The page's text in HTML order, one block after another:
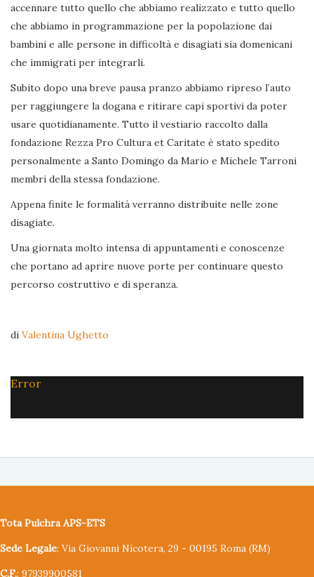
accennare tutto quello che abbiamo realizzato e tutto quello
che abbiamo in programmazione per la popolazione dai
bambini e alle persone in difficoltà e disagiati sia domenicani
che immigrati per integrarli.
Subito dopo una breve pausa pranzo abbiamo ripreso l’auto
per raggiungere la dogana e ritirare capi sportivi da poter
usare quotidianamente. Tutto il vestiario raccolto dalla
fondazione Rezza Pro Cultura et Caritate è stato spedito
personalmente a Santo Domingo da Mario e Michele Tarroni
membri della stessa fondazione.
Appena finite le formalità verranno distribuite nelle zone
disagiate.
Una giornata molto intensa di appuntamenti e conoscenze
che portano ad aprire nuove porte per continuare questo
percorso costruttivo e di speranza.
di Valentina Ughetto
Error
Tota Pulchra APS-ETS
Sede Legale: Via Giovanni Nicotera, 29 - 00195 Roma (RM)
C.F.: 97939900581